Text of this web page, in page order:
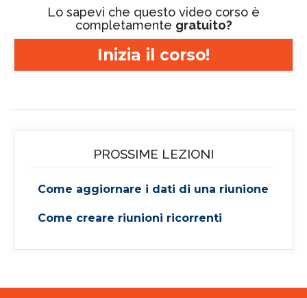
Lo sapevi che questo video corso è
completamente gratuito?
Inizia il corso!
PROSSIME LEZIONI
Come aggiornare i dati di una riunione
Come creare riunioni ricorrenti